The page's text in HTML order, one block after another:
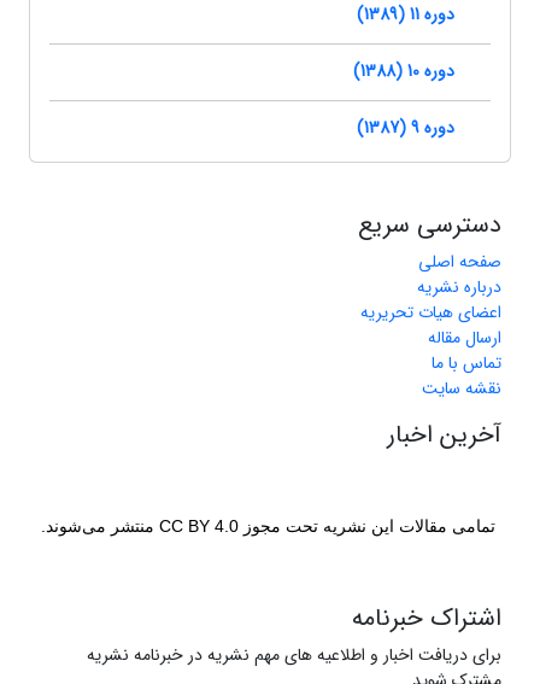
دوره 11 (1389)
دوره 10 (1388)
دوره 9 (1387)
دسترسی سریع
صفحه اصلی
درباره نشریه
اعضای هیات تحریریه
ارسال مقاله
تماس با ما
نقشه سایت
آخرین اخبار
تمامی مقالات این نشریه تحت مجوز CC BY 4.0 منتشر می‌شوند.
اشتراک خبرنامه
برای دریافت اخبار و اطلاعیه های مهم نشریه در خبرنامه نشریه